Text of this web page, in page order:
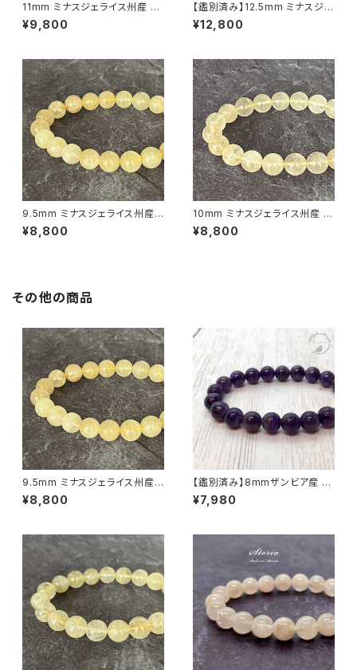
11mm ミナスジェライス州産 ゴ
ールデン ルチルクォーツ ブレス
レット【鑑別済み・画像現物・RT
¥9,800
【鑑別済み】12.5mm ミナスジェ
ライス産 ヴィーナスヘアルチル
クォーツ（金針水晶）ブレスレット
¥12,800
9.5mm ミナスジェライス州産
ゴールデン ルチルクォーツ ブレ
スレット【鑑別済み・画像現物・R
¥8,800
10mm ミナスジェライス州産 ゴ
ールデン ルチルクォーツ ブレス
レット【鑑別済み・画像現物・RT
¥8,800
その他の商品
9.5mm ミナスジェライス州産
ゴールデン ルチルクォーツ ブレ
スレット【鑑別済み・画像現物・R
¥8,800
【鑑別済み】8mmザンビア産 天
然アメジスト ブレスレット
¥7,980